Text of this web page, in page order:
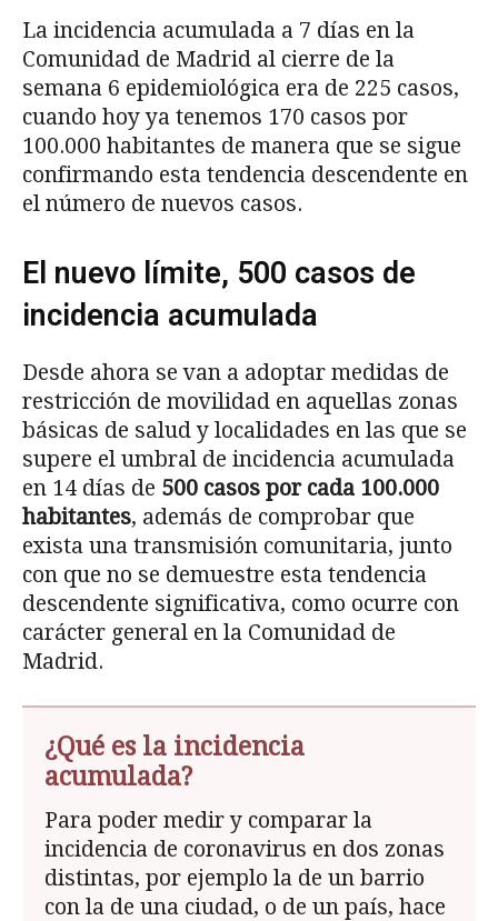
La incidencia acumulada a 7 días en la
Comunidad de Madrid al cierre de la
semana 6 epidemiológica era de 225 casos,
cuando hoy ya tenemos 170 casos por
100.000 habitantes de manera que se sigue
confirmando esta tendencia descendente en
el número de nuevos casos.
El nuevo límite, 500 casos de
incidencia acumulada
Desde ahora se van a adoptar medidas de
restricción de movilidad en aquellas zonas
básicas de salud y localidades en las que se
supere el umbral de incidencia acumulada
en 14 días de 500 casos por cada 100.000
habitantes, además de comprobar que
exista una transmisión comunitaria, junto
con que no se demuestre esta tendencia
descendente significativa, como ocurre con
carácter general en la Comunidad de
Madrid.
¿Qué es la incidencia
acumulada?
Para poder medir y comparar la
incidencia de coronavirus en dos zonas
distintas, por ejemplo la de un barrio
con la de una ciudad, o de un país, hace